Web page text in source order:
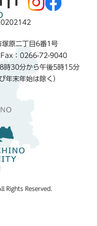
原二丁目6番1号
：0266-72-9040
時30分から午後5時15分
年末年始は除く）
Reserved.